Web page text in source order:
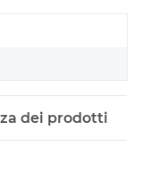
dei prodotti